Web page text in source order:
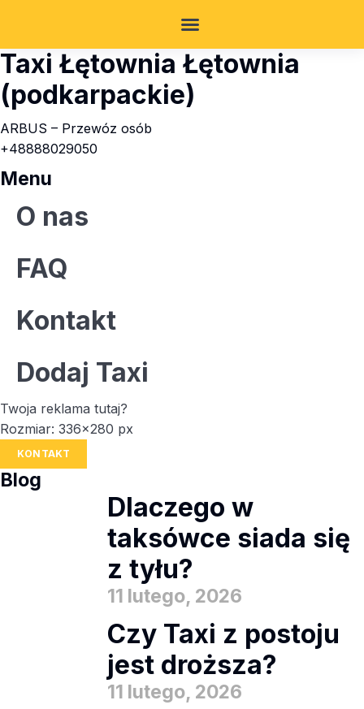
Taxi Łętownia Łętownia
(podkarpackie)
ARBUS – Przewóz osób
+48888029050
Menu
O nas
FAQ
Kontakt
Dodaj Taxi
Twoja reklama tutaj?
Rozmiar: 336x280 px
KONTAKT
Blog
Dlaczego w
taksówce siada się
z tyłu?
11 lutego, 2026
Czy Taxi z postoju
jest droższa?
11 lutego, 2026